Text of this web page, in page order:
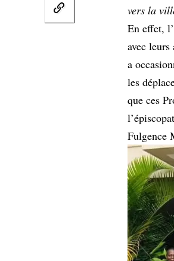
vers la
En effet,
avec
a
les
que ces
Fulgence